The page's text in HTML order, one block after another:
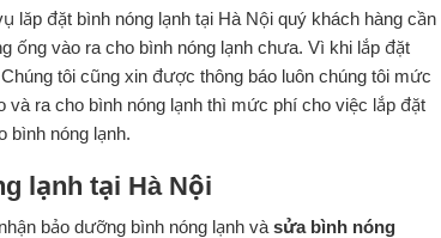
lăp đặt bình nóng lạnh tại Hà Nội quý khách hàng cần
vào ra cho bình nóng lạnh chưa. Vì khi lắp đặt
tôi cũng xin được thông báo luôn chúng tôi mức
ra cho bình nóng lạnh thì mức phí cho việc lắp đặt
bình nóng lạnh.
lạnh tại Hà Nội
bảo dưỡng bình nóng lạnh và sửa bình nóng